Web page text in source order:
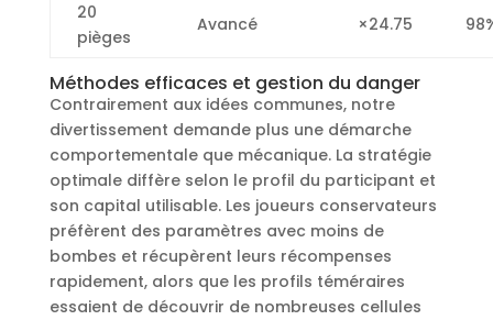
20
pièges
Avancé ×24.75
Méthodes efficaces et gestion du danger
Contrairement aux idées communes, notre
divertissement demande plus une démarche
comportementale que mécanique. La stratégie
optimale diffère selon le profil du participant et
son capital utilisable. Les joueurs conservateurs
préfèrent des paramètres avec moins de
bombes et récupèrent leurs récompenses
rapidement, alors que les profils téméraires
essaient de découvrir de nombreuses cellules